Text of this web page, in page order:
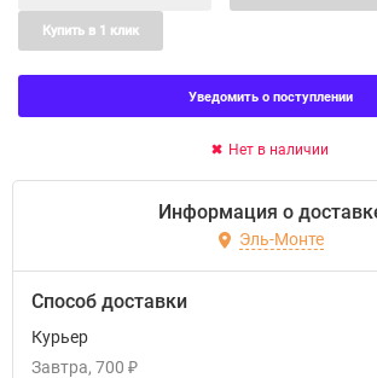
Купить в 1 клик
Уведомить о поступлении
Нет в наличии
Информация о
Эль-Монте
Способ доставки
Курьер
Завтра 700 ₽